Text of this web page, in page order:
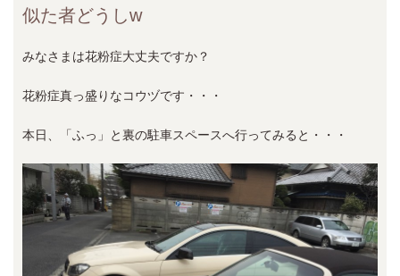
似た者どうしw
みなさまは花粉症大丈夫ですか？
花粉症真っ盛りなコウヅです・・・
本日、「ふっ」と裏の駐車スペースへ行ってみると・・・